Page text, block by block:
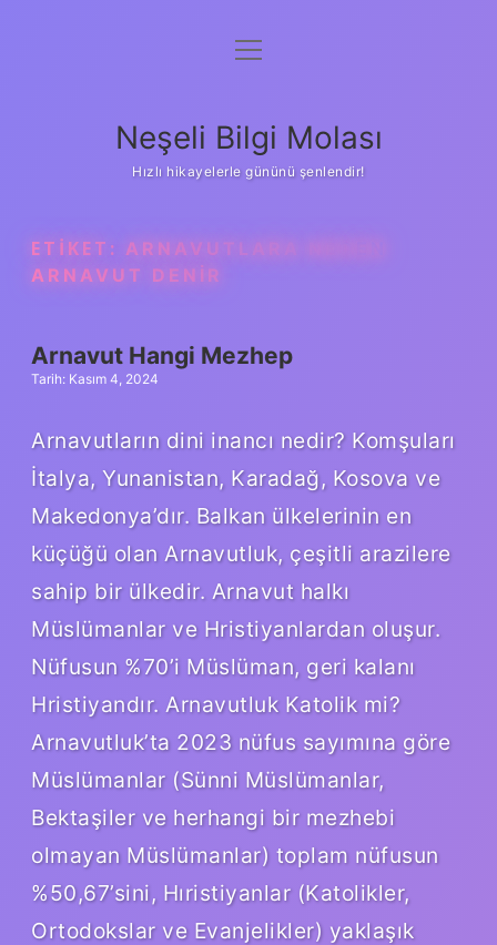
Anasayfa
Yasal Uyarı
menüyü
Neşeli Bilgi Molası
Hızlı hikayelerle gününü şenlendir!
ETIKET: ARNAVUTLARA NEDEN
ARNAVUT DENIR
Arnavut Hangi Mezhep
Tarih: Kasım 4, 2024
Arnavutların dini inancı nedir? Komşuları
İtalya, Yunanistan, Karadağ, Kosova ve
Makedonya’dır. Balkan ülkelerinin en
küçüğü olan Arnavutluk, çeşitli arazilere
sahip bir ülkedir. Arnavut halkı
Müslümanlar ve Hristiyanlardan oluşur.
Nüfusun %70’i Müslüman, geri kalanı
Hristiyandır. Arnavutluk Katolik mi?
Arnavutluk’ta 2023 nüfus sayımına göre
Müslümanlar (Sünni Müslümanlar,
Bektaşiler ve herhangi bir mezhebi
olmayan Müslümanlar) toplam nüfusun
%50,67’sini, Hıristiyanlar (Katolikler,
Ortodokslar ve Evanjelikler) yaklaşık